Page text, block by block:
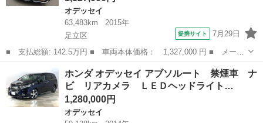
オデッセイ
63,483km
2015年
足立区
提携サイト 7月29日
■ 支払総額: 142.5万円 ■ 車両本体価格： 1,327,000 円 ■ メーカ
ー名： ホンダ ■ 車種名： オデッセイ ■ グレード名： アブソ
ルート・アドバンス 禁煙車／Ｈセンシング／純正インタ－ナビフル
セグ／マ...
オデッセイ
ホンダ オデッセイ アブソルート 禁煙車 ナ
ビ リアカメラ ＬＥＤヘッドライト…
1,280,000円
オデッセイ